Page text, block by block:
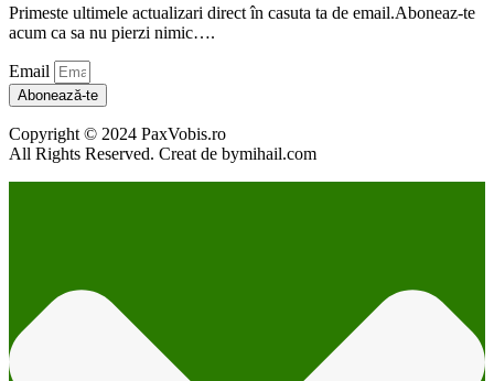
Primeste ultimele actualizari direct în casuta ta de email.Aboneaz-te
acum ca sa nu pierzi nimic….
Email
Abonează-te
Copyright © 2024 PaxVobis.ro
All Rights Reserved. Creat de bymihail.com